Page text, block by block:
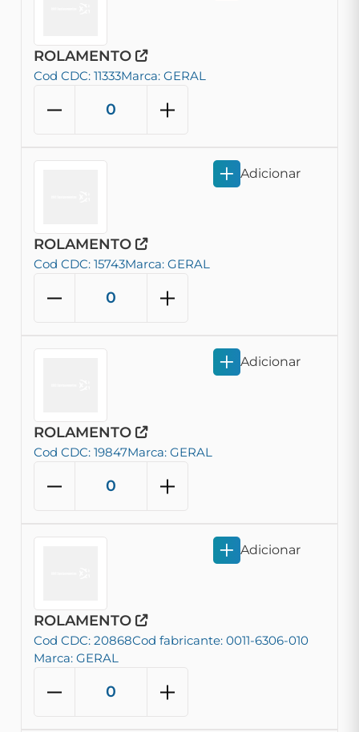
ROLAMENTO
Cod CDC: 11333Marca: GERAL
ROLAMENTO
Cod CDC: 15743Marca: GERAL
Adicionar
ROLAMENTO
Cod CDC: 19847Marca: GERAL
Adicionar
ROLAMENTO
Cod CDC: 20868Cod fabricante: 0011-6306-010
Marca: GERAL
Adicionar